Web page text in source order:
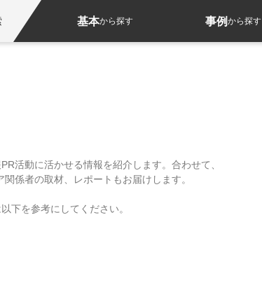
基本から探す 事例から探す
活動に活かせる情報を紹介します。合わせて、
係者の取材、レポートもお届けします。
下を参考にしてください。